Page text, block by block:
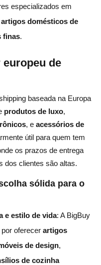
especializados em
artigos domésticos de
finas.
de
baseada na Europa
produtos de luxo,
, e acessórios de
útil para quem tem
os prazos de entrega
dos clientes são altas.
sólida para o
e estilo de vida: A BigBuy
oferecer artigos
de design,
de cozinha